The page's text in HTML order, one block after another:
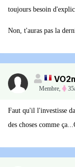
toujours besoin
Non, t'auras pas la
Membre,
Faut qu'il l'investisse
des choses comme